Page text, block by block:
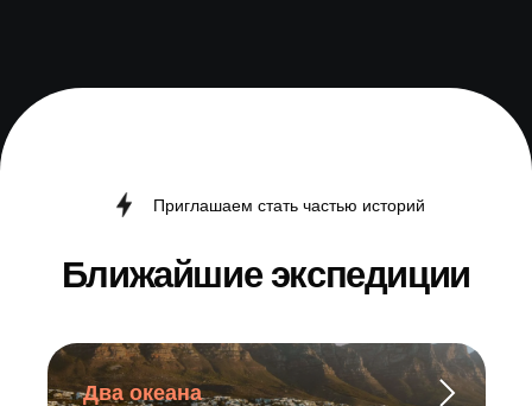
Два океана
Antarctica x Chilean Patagonia
x Amazonia